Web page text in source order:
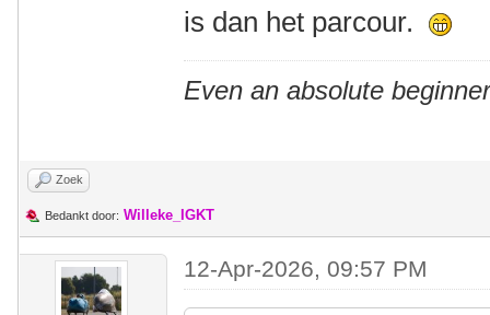
is dan het parcour.
Even an absolute
Zoek
Bedankt door: Willeke_IGKT
12-Apr-2026, 09:57 PM